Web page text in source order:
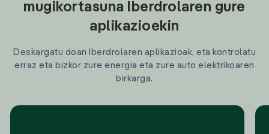
mugikortasuna Iberdrolaren gure
aplikazioekin
Deskargatu doan Iberdrolaren aplikazioak, eta kontrolatu
erraz eta bizkor zure energia eta zure auto elektrikoaren
birkarga.